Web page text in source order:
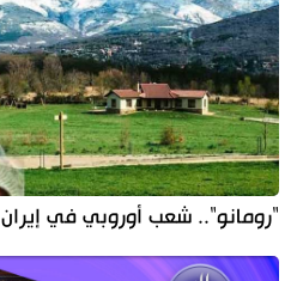
"رومانو".. شعب أوروبي في إيران